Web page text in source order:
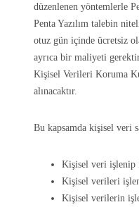
düzenlenen yöntemlerle
Penta Yazılım talebin
otuz gün içinde ücretsiz
ayrıca bir maliyeti
Kişisel Verileri Koruma
alınacaktır.
Bu kapsamda kişisel veri
Kişisel veri işlenip
Kişisel verileri
Kişisel verilerin